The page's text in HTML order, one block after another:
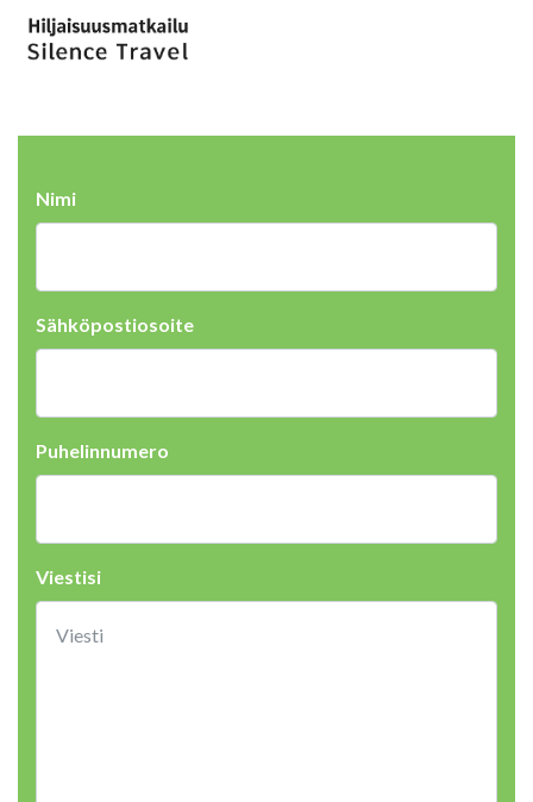
Nimi
Sähköpostiosoite
Puhelinnumero
Viestisi